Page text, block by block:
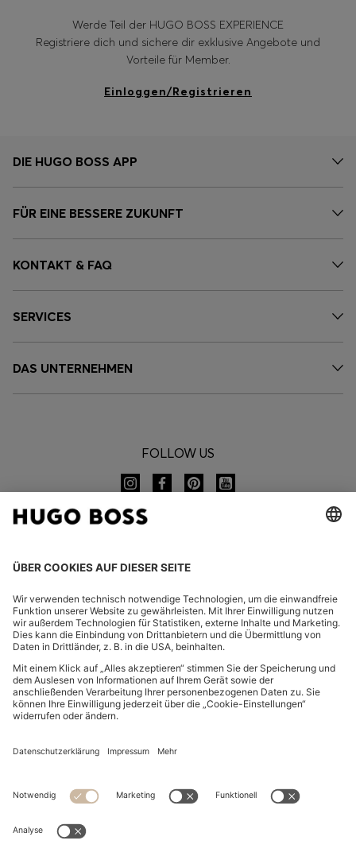
Werde Teil der HUGO BOSS EXPERIENCE
Registriere dich und sichere dir exklusive Angebote und
Vorteile für Member.
Einloggen/Registrieren
DIE HUGO BOSS APP
FÜR EINE BESSERE ZUKUNFT
KONTAKT & FAQ
SERVICES
DAS UNTERNEHMEN
FOLLOW US
CHANGE COUNTRY:
Widerruf erklären FAQ ImpressumDatenschutz
Barrierefreiheitserklärung
Datenschutz HUGO BOSS Newsletter